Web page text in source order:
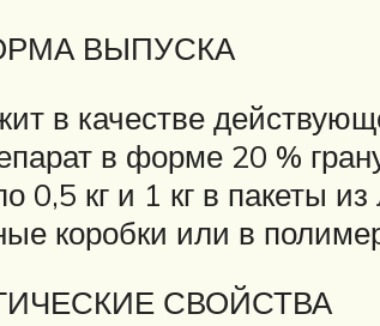
ВЫПУСКА
в качестве
в форме 20 %
0,5 кг и 1 кг в пакеты
коробки или в
СВОЙСТВА